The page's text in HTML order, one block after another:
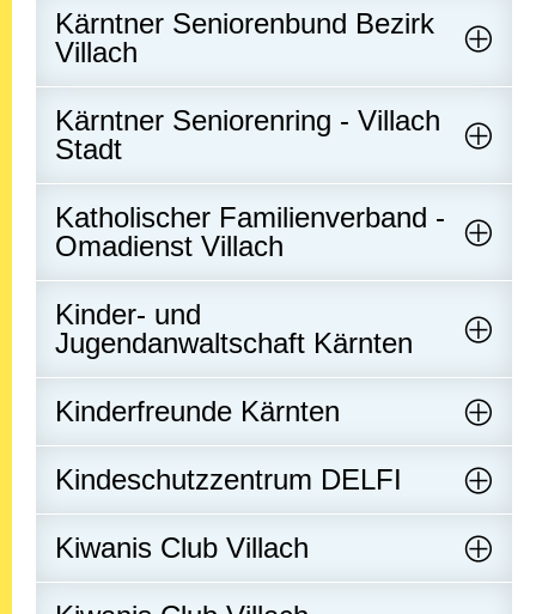
Kärntner Seniorenbund Bezirk
Villach
Kärntner Seniorenring - Villach
Stadt
Katholischer Familienverband -
Omadienst Villach
Kinder- und
Jugendanwaltschaft Kärnten
Kinderfreunde Kärnten
Kindeschutzzentrum DELFI
Kiwanis Club Villach